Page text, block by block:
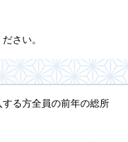
さい。
る方全員の前年の総所